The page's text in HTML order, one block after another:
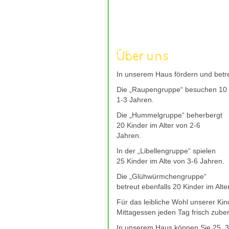
Entscheidung fuer ihr
verantwortungsvoll genossen,
und neue Energie spendet.
Giropay bleibt auch 2026 eine
direkt Ã¼ber das Online-Banking
mit Giropay
hilft dabei, seriÃ¶se
zuverlÃ¤ssigem Kundenservice
bevorzugte Casino-Plattform
Über uns
In unserem Haus fördern und
Die „Raupengruppe“ besuchen
1-3 Jahren.
Die „Hummelgruppe“ beherbergt
20 Kinder im Alter von 2-6
Jahren.
In der „Libellengruppe“ spielen
25 Kinder im Alte von 3-6 Jahren.
Die „Glühwürmchengruppe“
betreut ebenfalls 20 Kinder im
Für das leibliche Wohl unserer
Mittagessen jeden Tag frisch